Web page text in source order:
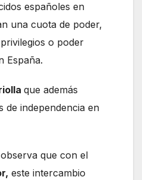
españoles en
una cuota de poder,
o poder
España.
que además
de independencia en
que con el
este intercambio